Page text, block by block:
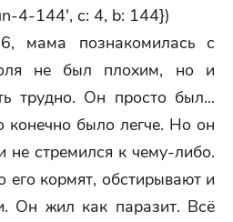
4-144', c: 4, b: 144})
мама познакомилась с
не был плохим, но и
трудно. Он просто был...
конечно было легче. Но он
не стремился к чему-либо.
его кормят, обстирывают и
Он жил как паразит. Всё